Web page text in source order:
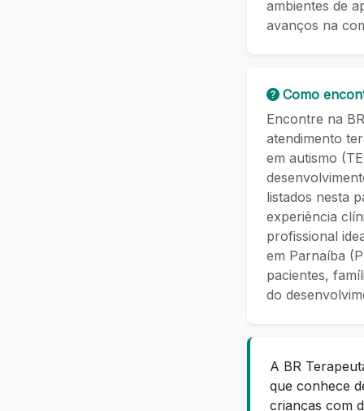
ambientes de
avanços na
Como
Encontre na
atendimento
em autismo
listados nesta
experiência
profissional
em Parnaíba
pacientes,
do
A BR
que conhece
crianças com